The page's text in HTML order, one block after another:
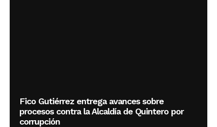
Fico Gutiérrez entrega avances sobre
procesos contra la Alcaldía de Quintero por
corrupción